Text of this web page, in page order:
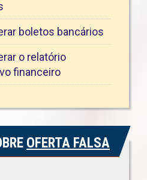
boletos bancários
o relatório
financeiro
OFERTA FALSA